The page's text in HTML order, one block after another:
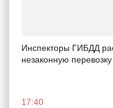
Инспекторы ГИБДД
незаконную
17:40